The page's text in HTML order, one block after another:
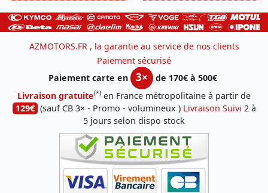
AZMOTORS.FR , la garantie au service de nos clients
Paiement sécurisé
Paiement carte en
3×
de 170€ à 500€
Livraison gratuite(*) en France métropolitaine à partir de
129€ (sauf CB 3× - Promo - volumineux ) Livraison Suivi 2 à
5 jours selon dispo stock